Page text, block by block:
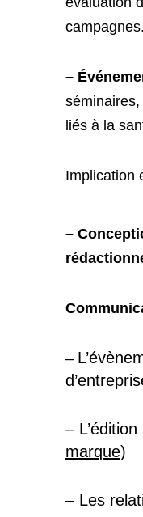
campagnes.
–
liés à la
Implication
–
–
–
marque)
– Les